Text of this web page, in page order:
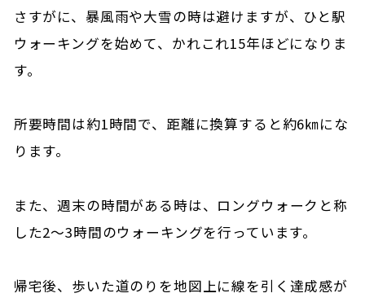
さすがに、暴風雨や大雪の時は避けますが、ひと駅
ウォーキングを始めて、かれこれ15年ほどになりま
す。
所要時間は約1時間で、距離に換算すると約6㎞にな
ります。
また、週末の時間がある時は、ロングウォークと称
した2～3時間のウォーキングを行っています。
帰宅後、歩いた道のりを地図上に線を引く達成感が